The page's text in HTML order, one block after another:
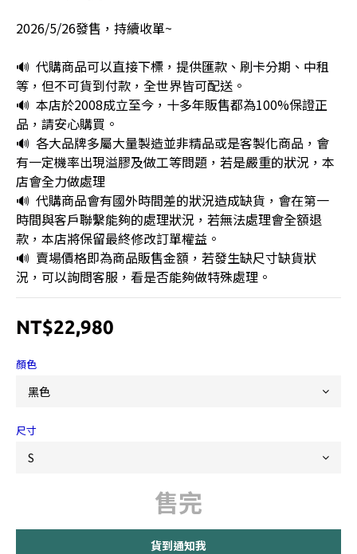
2026/5/26發售，持續收單~
🔊  代購商品可以直接下標，提供匯款、刷卡分期、中租
等，但不可貨到付款，全世界皆可配送。
🔊  本店於2008成立至今，十多年販售都為100%保證正
品，請安心購買。
🔊  各大品牌多屬大量製造並非精品或是客製化商品，會
有一定機率出現溢膠及做工等問題，若是嚴重的狀況，本
店會全力做處理
🔊  代購商品會有國外時間差的狀況造成缺貨，會在第一
時間與客戶聯繫能夠的處理狀況，若無法處理會全額退
款，本店將保留最終修改訂單權益。
🔊  賣場價格即為商品販售金額，若發生缺尺寸缺貨狀
況，可以詢問客服，看是否能夠做特殊處理。
NT$22,980
顏色
尺寸
售完
貨到通知我